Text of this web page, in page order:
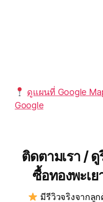
ดูแผนที่ Google
Google
ติดตามเรา /
ซื้อทองพะเ
มีรีวิวจริงจากลูก